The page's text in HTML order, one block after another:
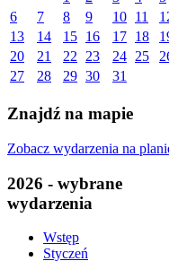
6
7 8 9 10 11
13
14 15 16 17 18
20
21 22 23 24 25
27
28 29 30 31
Znajdź na mapie
Zobacz wydarzenia na
2026 - wybrane
wydarzenia
Wstęp
Styczeń